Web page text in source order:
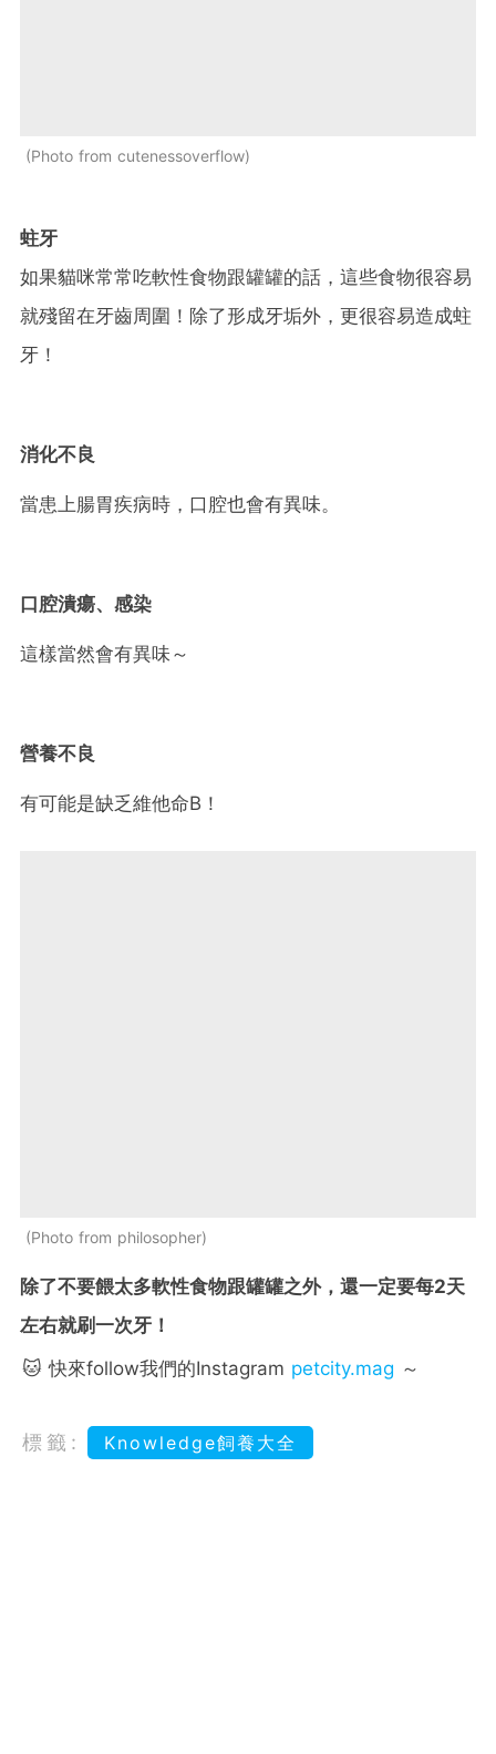
Photo from cutenessoverflow
蛀牙
如果貓咪常常吃軟性食物跟罐罐的話，這些食物很容易
就殘留在牙齒周圍！除了形成牙垢外，更很容易造成蛀
牙！
消化不良
當患上腸胃疾病時，口腔也會有異味。
口腔潰瘍、感染
這樣當然會有異味～
營養不良
有可能是缺乏維他命B！
Photo from philosopher
除了不要餵太多軟性食物跟罐罐之外，還一定要每2天
左右就刷一次牙！
🐱 快來follow我們的Instagram petcity.mag ～
標籤: Knowledge飼養大全